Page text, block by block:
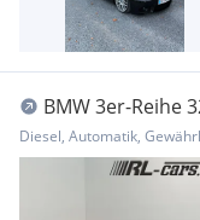
BMW 3er-Reihe
G21/CockpitPRO/
Diesel, Automatik,